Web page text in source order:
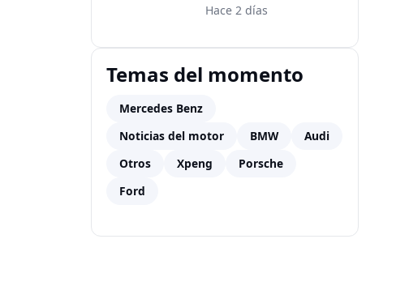
Hace 2 días
Temas del momento
Mercedes Benz
Noticias del motor
BMW
Audi
Otros
Xpeng
Porsche
Ford